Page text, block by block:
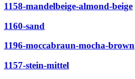
1158-mandelbeige-almond-beige
1160-sand
1196-moccabraun-mocha-brown
1157-stein-mittel